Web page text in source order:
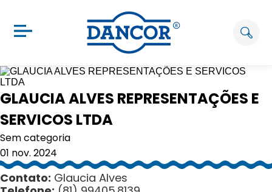
GLAUCIA ALVES REPRESENTAÇÕES E
SERVICOS LTDA
Sem categoria
01 nov. 2024
Contato: Glaucia Alves